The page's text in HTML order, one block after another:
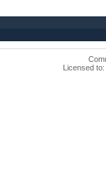
Licensed